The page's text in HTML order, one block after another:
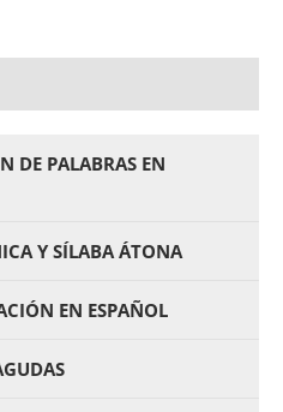
DE PALABRAS EN
Y SÍLABA ÁTONA
EN ESPAÑOL